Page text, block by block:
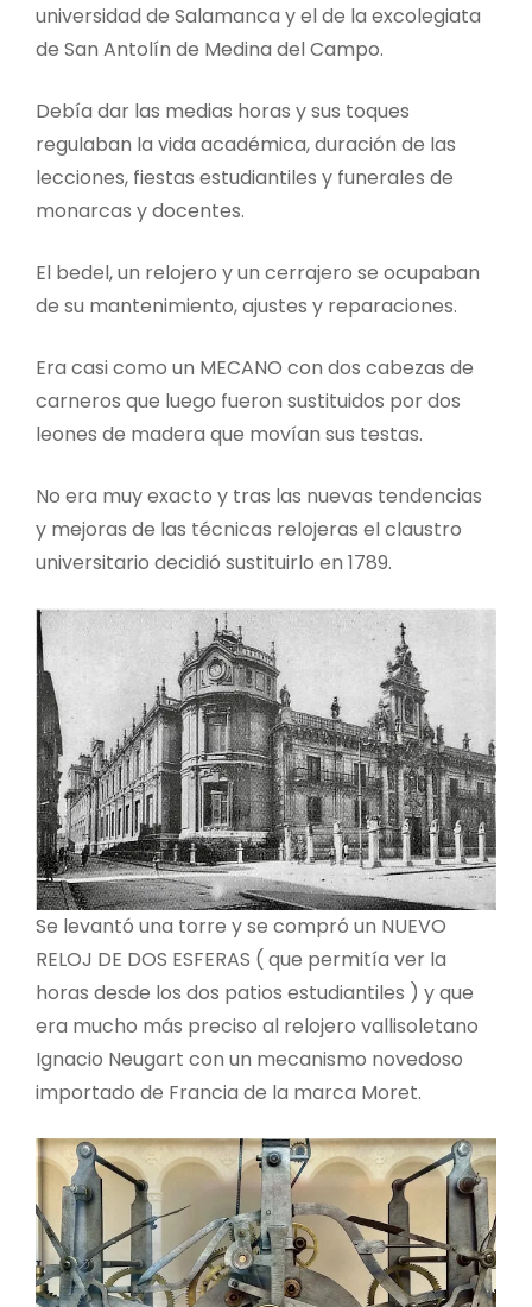
universidad de Salamanca y el de la excolegiata
de San Antolín de Medina del Campo.
Debía dar las medias horas y sus toques
regulaban la vida académica, duración de las
lecciones, fiestas estudiantiles y funerales de
monarcas y docentes.
El bedel, un relojero y un cerrajero se ocupaban
de su mantenimiento, ajustes y reparaciones.
Era casi como un MECANO con dos cabezas de
carneros que luego fueron sustituidos por dos
leones de madera que movían sus testas.
No era muy exacto y tras las nuevas tendencias
y mejoras de las técnicas relojeras el claustro
universitario decidió sustituirlo en 1789.
Se levantó una torre y se compró un NUEVO
RELOJ DE DOS ESFERAS ( que permitía ver la
horas desde los dos patios estudiantiles ) y que
era mucho más preciso al relojero vallisoletano
Ignacio Neugart con un mecanismo novedoso
importado de Francia de la marca Moret.